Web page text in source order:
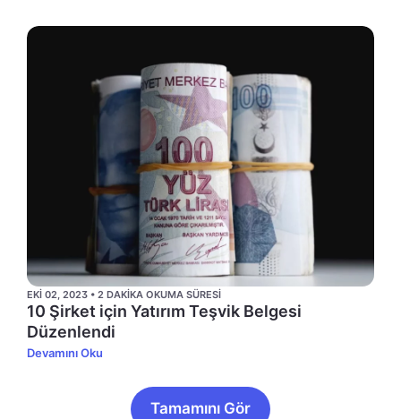
EKI 02, 2023 • 2 DAKIKA OKUMA SÜRESI
10 Şirket için Yatırım Teşvik Belgesi
Düzenlendi
Devamını Oku
Tamamını Gör